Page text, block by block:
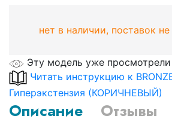
нет в наличии, поставок
Эту модель уже
Читать инструкцию к
Гиперэкстензия (КОРИЧНЕВЫЙ)
Описание Отзывы